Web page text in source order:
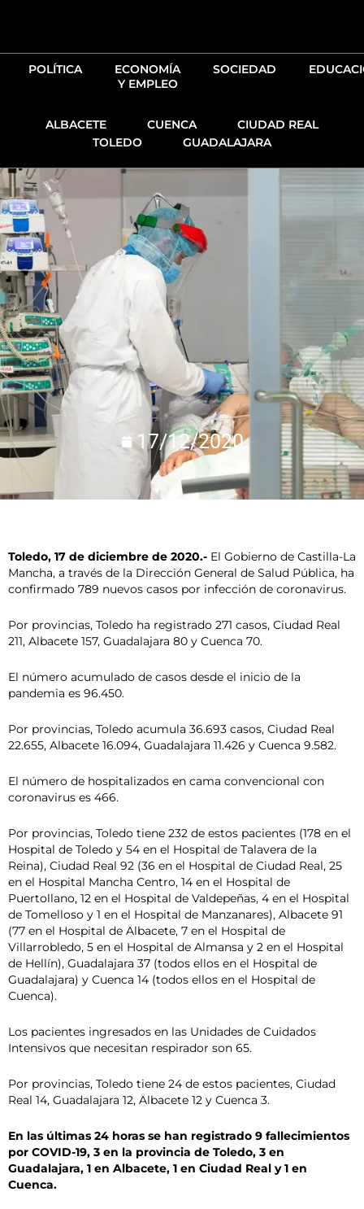
POLÍTICA
ECONOMÍA
Y EMPLEO
SOCIEDAD
ALBACETE CUENCA
CIUDAD REAL
TOLEDO
GUADALAJARA
17/12/2020
Toledo, 17 de diciembre de 2020.- El Gobierno de Castilla-La
Mancha, a través de la Dirección General de Salud Pública, ha
confirmado 789 nuevos casos por infección de coronavirus.
Por provincias, Toledo ha registrado 271 casos, Ciudad Real
211, Albacete 157, Guadalajara 80 y Cuenca 70.
El número acumulado de casos desde el inicio de la
pandemia es 96.450.
Por provincias, Toledo acumula 36.693 casos, Ciudad Real
22.655, Albacete 16.094, Guadalajara 11.426 y Cuenca 9.582.
El número de hospitalizados en cama convencional con
coronavirus es 466.
Por provincias, Toledo tiene 232 de estos pacientes (178 en el
Hospital de Toledo y 54 en el Hospital de Talavera de la
Reina), Ciudad Real 92 (36 en el Hospital de Ciudad Real, 25
en el Hospital Mancha Centro, 14 en el Hospital de
Puertollano, 12 en el Hospital de Valdepeñas, 4 en el Hospital
de Tomelloso y 1 en el Hospital de Manzanares), Albacete 91
(77 en el Hospital de Albacete, 7 en el Hospital de
Villarrobledo, 5 en el Hospital de Almansa y 2 en el Hospital
de Hellín), Guadalajara 37 (todos ellos en el Hospital de
Guadalajara) y Cuenca 14 (todos ellos en el Hospital de
Cuenca).
Los pacientes ingresados en las Unidades de Cuidados
Intensivos que necesitan respirador son 65.
Por provincias, Toledo tiene 24 de estos pacientes, Ciudad
Real 14, Guadalajara 12, Albacete 12 y Cuenca 3.
En las últimas 24 horas se han registrado 9 fallecimientos
por COVID-19, 3 en la provincia de Toledo, 3 en
Guadalajara, 1 en Albacete, 1 en Ciudad Real y 1 en
Cuenca.